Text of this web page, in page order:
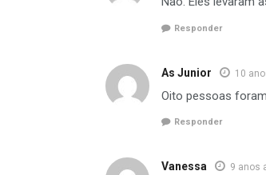
Responder
As Junior 10
Oito pessoas
Responder
Vanessa 9 anos